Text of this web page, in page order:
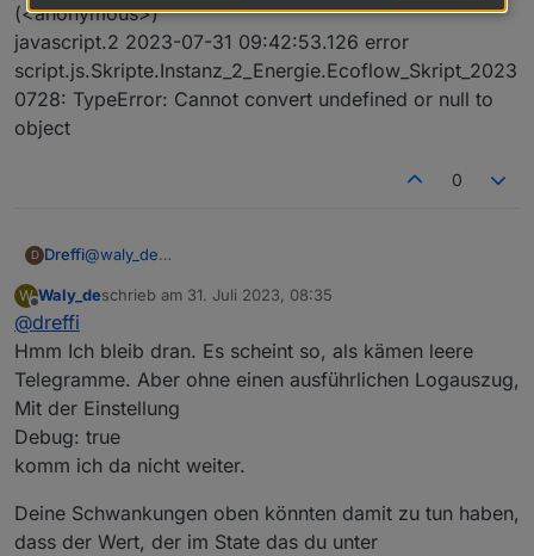
(<anonymous>)
javascript.2 2023-07-31 09:42:53.126 error
script.js.Skripte.Instanz_2_Energie.Ecoflow_Skript_2023
0728: TypeError: Cannot convert undefined or null to
object
0
D Dreffi@waly_de
wieder makellos bis in die Nacht funktioniert, trotz der
Ergänzung:
Regelung begonnen. Es kommt allerdings nicht so viel
AC-Leistung raus wie sie sollte. Eingestellt ist Restbezug
von 10W. Mit den Verlusten etc. müssten ungefähr 16W
rauskommen, es bleibt aber bei einem Bezug von eher
80W. Sobald der Powerstream über das Script mehr bzw.
die richtige Leistung freigibt, wird diese gleich wieder
Home Assistant mit den jeweiligen Objekten in ioBroker
beobachtet. Diese laufen absolut synchron.
W
Offline
Waly_deschrieb am 31. Juli 2023, 08:35
zuletzt editiert von
@dreffi
Hmm Ich bleib dran. Es scheint so, als kämen leere
Telegramme. Aber ohne einen ausführlichen Logauszug,
Mit der Einstellung
Debug: true
komm ich da nicht weiter.
Deine Schwankungen oben könnten damit zu tun haben,
dass der Wert, der im State das du unter